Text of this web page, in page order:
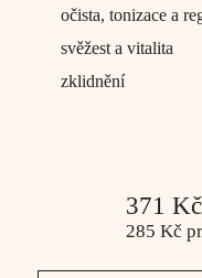
očista, tonizace a
svěžest a vitalita
zklidnění
371 Kč
285 Kč